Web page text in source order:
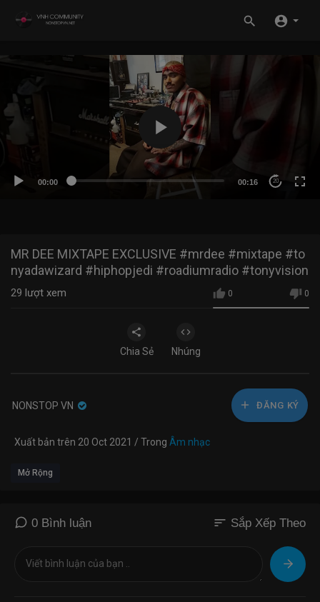
00:00 00:16 20
MR DEE MIXTAPE EXCLUSIVE #mrdee #mixtape #to
nyadawizard #hiphopjedi #roadiumradio #tonyvision
0 0
29 lượt xem
Chia Sẻ Nhúng
NONSTOP VN ĐĂNG KÝ
Xuất bản trên 20 Oct 2021 / Trong Âm nhạc
Mở Rộng
0 Bình luận sort Sắp Xếp Theo